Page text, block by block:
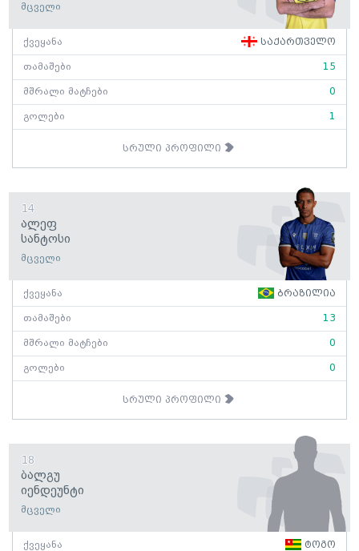
მცველი
ქვეყანა საქართველო
თამაშები 15
მშრალი მატჩები 0
გოლები 1
სრული პროფილი
14
Ალეფ
Სანტოსი
მცველი
ქვეყანა ბრაზილია
თამაშები 13
მშრალი მატჩები 0
გოლები 0
სრული პროფილი
18
Ბალგუ
Იენდეუნტი
მცველი
ქვეყანა ტოგო